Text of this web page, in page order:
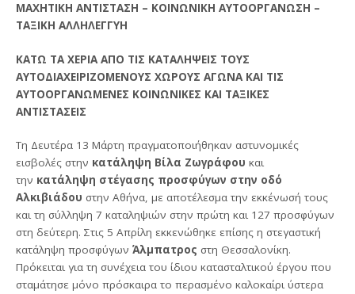
ΜΑΧΗΤΙΚΗ ΑΝΤΙΣΤΑΣΗ – ΚΟΙΝΩΝΙΚΗ ΑΥΤΟΟΡΓΑΝΩΣΗ –
ΤΑΞΙΚΗ ΑΛΛΗΛΕΓΓΥΗ
ΚΑΤΩ ΤΑ ΧΕΡΙΑ ΑΠΟ ΤΙΣ ΚΑΤΑΛΗΨΕΙΣ ΤΟΥΣ
ΑΥΤΟΔΙΑΧΕΙΡΙΖΟΜΕΝΟΥΣ ΧΩΡΟΥΣ ΑΓΩΝΑ ΚΑΙ ΤΙΣ
ΑΥΤΟΟΡΓΑΝΩΜΕΝΕΣ ΚΟΙΝΩΝΙΚΕΣ ΚΑΙ ΤΑΞΙΚΕΣ
ΑΝΤΙΣΤΑΣΕΙΣ
Τη Δευτέρα 13 Μάρτη πραγματοποιήθηκαν αστυνομικές
εισβολές στην κατάληψη Βίλα Ζωγράφου και
την κατάληψη στέγασης προσφύγων στην οδό
Αλκιβιάδου στην Αθήνα, με αποτέλεσμα την εκκένωσή τους
και τη σύλληψη 7 καταληψιών στην πρώτη και 127 προσφύγων
στη δεύτερη. Στις 5 Απρίλη εκκενώθηκε επίσης η στεγαστική
κατάληψη προσφύγωνΆλμπατρος στη Θεσσαλονίκη.
Πρόκειται για τη συνέχεια του ίδιου κατασταλτικού έργου που
σταμάτησε μόνο πρόσκαιρα το περασμένο καλοκαίρι ύστερα